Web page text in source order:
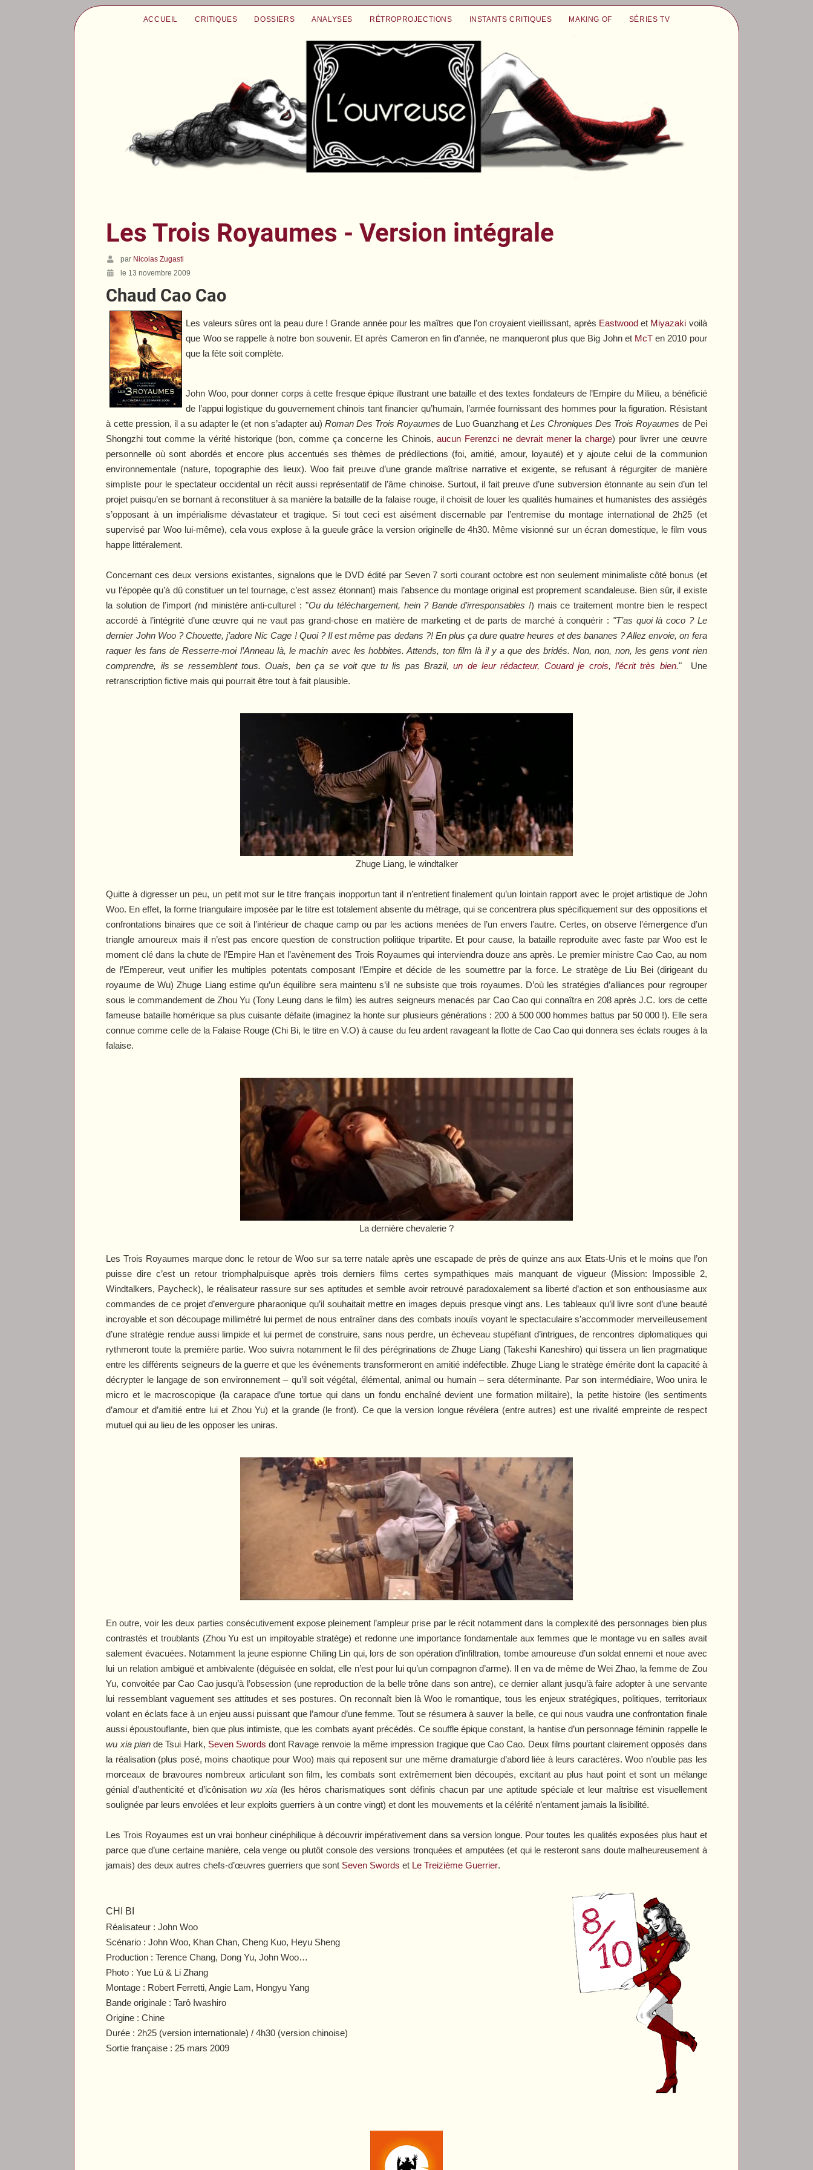
ACCUEIL CRITIQUES DOSSIERS ANALYSES RÉTROPROJECTIONS INSTANTS CRITIQUES MAKING OF SÉRIES TV
Les Trois Royaumes - Version intégrale
par Nicolas Zugasti
le 13 novembre 2009
Chaud Cao Cao
Les valeurs sûres ont la peau dure ! Grande année pour les maîtres que l’on croyaient vieillissant, après Eastwoodet Miyazaki voilà
que Woo se rappelle à notre bon souvenir. Et après Cameron en fin d’année, ne manqueront plus que Big John et McTen 2010 pour
que la fête soit complète.
John Woo, pour donner corps à cette fresque épique illustrant une bataille et des textes fondateurs de l’Empire du Milieu, a bénéficié
de l’appui logistique du gouvernement chinois tant financier qu’humain, l’armée fournissant des hommes pour la figuration. Résistant
à cette pression, il a su adapter le (et non s’adapter au) Roman Des Trois Royaumes de Luo Guanzhang et Les Chroniques Des Trois Royaumes de Pei
Shongzhi tout comme la vérité historique (bon, comme ça concerne les Chinois,aucun Ferenzci ne devrait mener la charge) pour livrer une œuvre
personnelle où sont abordés et encore plus accentués ses thèmes de prédilections (foi, amitié, amour, loyauté) et y ajoute celui de la communion
environnementale (nature, topographie des lieux). Woo fait preuve d’une grande maîtrise narrative et exigente, se refusant à régurgiter de manière
simpliste pour le spectateur occidental un récit aussi représentatif de l’âme chinoise. Surtout, il fait preuve d’une subversion étonnante au sein d’un tel
projet puisqu’en se bornant à reconstituer à sa manière la bataille de la falaise rouge, il choisit de louer les qualités humaines et humanistes des assiégés
s’opposant à un impérialisme dévastateur et tragique. Si tout ceci est aisément discernable par l’entremise du montage international de 2h25 (et
supervisé par Woo lui-même), cela vous explose à la gueule grâce la version originelle de 4h30. Même visionné sur un écran domestique, le film vous
happe littéralement.
Concernant ces deux versions existantes, signalons que le DVD édité par Seven 7 sorti courant octobre est non seulement minimaliste côté bonus (et
vu l’épopée qu’à dû constituer un tel tournage, c’est assez étonnant) mais l’absence du montage original est proprement scandaleuse. Bien sûr, il existe
la solution de l’import (nd ministère anti-culturel : "Ou du téléchargement, hein ? Bande d’irresponsables !) mais ce traitement montre bien le respect
accordé à l’intégrité d’une œuvre qui ne vaut pas grand-chose en matière de marketing et de parts de marché à conquérir : "T’as quoi là coco ? Le
dernier John Woo ? Chouette, j’adore Nic Cage ! Quoi ? Il est même pas dedans ?! En plus ça dure quatre heures et des bananes ? Allez envoie, on fera
raquer les fans deResserre-moi l’Anneaulà, le machin avec les hobbites. Attends, ton film là il y a que des bridés. Non, non, non, les gens vont rien
comprendre, ils se ressemblent tous. Ouais, ben ça se voit que tu lis pas Brazil,un de leur rédacteur, Couard je crois, l’écrit très bien." Une
retranscription fictive mais qui pourrait être tout à fait plausible.
Zhuge Liang, le windtalker
Quitte à digresser un peu, un petit mot sur le titre français inopportun tant il n’entretient finalement qu’un lointain rapport avec le projet artistique de John
Woo. En effet, la forme triangulaire imposée par le titre est totalement absente du métrage, qui se concentrera plus spécifiquement sur des oppositions et
confrontations binaires que ce soit à l’intérieur de chaque camp ou par les actions menées de l’un envers l’autre. Certes, on observe l’émergence d’un
triangle amoureux mais il n’est pas encore question de construction politique tripartite. Et pour cause, la bataille reproduite avec faste par Woo est le
moment clé dans la chute de l’Empire Han et l’avènement des Trois Royaumes qui interviendra douze ans après. Le premier ministre Cao Cao, au nom
de l’Empereur, veut unifier les multiples potentats composant l’Empire et décide de les soumettre par la force. Le stratège de Liu Bei (dirigeant du
royaume de Wu) Zhuge Liang estime qu’un équilibre sera maintenu s’il ne subsiste que trois royaumes. D’où les stratégies d’alliances pour regrouper
sous le commandement de Zhou Yu (Tony Leung dans le film) les autres seigneurs menacés par Cao Cao qui connaîtra en 208 après J.C. lors de cette
fameuse bataille homérique sa plus cuisante défaite (imaginez la honte sur plusieurs générations : 200 à 500 000 hommes battus par 50 000 !). Elle sera
connue comme celle de la Falaise Rouge (Chi Bi, le titre en V.O) à cause du feu ardent ravageant la flotte de Cao Cao qui donnera ses éclats rouges à la
falaise.
La dernière chevalerie ?
Les Trois Royaumes marque donc le retour de Woo sur sa terre natale après une escapade de près de quinze ans aux Etats-Unis et le moins que l’on
puisse dire c’est un retour triomphalpuisque après trois derniers films certes sympathiques mais manquant de vigueur (Mission: Impossible 2,
Windtalkers, Paycheck), le réalisateur rassure sur ses aptitudes et semble avoir retrouvé paradoxalement sa liberté d’action et son enthousiasme aux
commandes de ce projet d’envergure pharaonique qu’il souhaitait mettre en images depuis presque vingt ans. Les tableaux qu’il livre sont d’une beauté
incroyable et son découpage millimétré lui permet de nous entraîner dans des combats inouïs voyant le spectaculaire s’accommoder merveilleusement
d’une stratégie rendue aussi limpide et lui permet de construire, sans nous perdre, un écheveau stupéfiant d’intrigues, de rencontres diplomatiques qui
rythmeront toute la première partie. Woo suivra notamment le fil des pérégrinations de Zhuge Liang (Takeshi Kaneshiro) qui tissera un lien pragmatique
entre les différents seigneurs de la guerre et que les événements transformeront en amitié indéfectible. Zhuge Liang le stratège émérite dont la capacité à
décrypter le langage de son environnement – qu’il soit végétal, élémental, animal ou humain – sera déterminante. Par son intermédiaire, Woo unira le
micro et le macroscopique (la carapace d’une tortue qui dans un fondu enchaîné devient une formation militaire), la petite histoire (les sentiments
d’amour et d’amitié entre lui et Zhou Yu) et la grande (le front). Ce que la version longue révélera (entre autres) est une rivalité empreinte de respect
mutuel qui au lieu de les opposer les uniras.
En outre, voir les deux parties consécutivement expose pleinement l’ampleur prise par le récit notamment dans la complexité des personnages bien plus
contrastés et troublants (Zhou Yu est un impitoyable stratège) et redonne une importance fondamentale aux femmes que le montage vu en salles avait
salement évacuées. Notamment la jeune espionne Chiling Lin qui, lors de son opération d’infiltration, tombe amoureuse d’un soldat ennemi et noue avec
lui un relation ambiguë et ambivalente (déguisée en soldat, elle n’est pour lui qu’un compagnon d’arme). Il en va de même de Wei Zhao, la femme de Zou
Yu, convoitée par Cao Cao jusqu’à l’obsession (une reproduction de la belle trône dans son antre), ce dernier allant jusqu’à faire adopter à une servante
lui ressemblant vaguement ses attitudes et ses postures. On reconnaît bien là Woo le romantique, tous les enjeux stratégiques, politiques, territoriaux
volant en éclats face à un enjeu aussi puissant que l’amour d’une femme. Tout se résumera à sauver la belle, ce qui nous vaudra une confrontation finale
aussi époustouflante, bien que plus intimiste, que les combats ayant précédés. Ce souffle épique constant, la hantise d’un personnage féminin rappelle le
wu xia piande Tsui Hark, Seven Swords dont Ravage renvoie la même impression tragique que Cao Cao. Deux films pourtant clairement opposés dans
la réalisation (plus posé, moins chaotique pour Woo) mais qui reposent sur une même dramaturgie d’abord liée à leurs caractères. Woo n’oublie pas les
morceaux de bravoures nombreux articulant son film, les combats sont extrêmement bien découpés, excitant au plus haut point et sont un mélange
génial d’authenticité et d’icônisationwu xia (les héros charismatiques sont définis chacun par une aptitude spéciale et leur maîtrise est visuellement
soulignée par leurs envolées et leur exploits guerriers à un contre vingt) et dont les mouvements et la célérité n’entament jamais la lisibilité.
Les Trois Royaumes est un vrai bonheur cinéphilique à découvrir impérativement dans sa version longue. Pour toutes les qualités exposées plus haut et
parce que d’une certaine manière, cela venge ou plutôt console des versions tronquées et amputées (et qui le resteront sans doute malheureusement à
jamais) des deux autres chefs-d’œuvres guerriers que sont Seven Swordset Le Treizième Guerrier.
CHI BI
Réalisateur : John Woo
Scénario : John Woo, Khan Chan, Cheng Kuo, Heyu Sheng
Production : Terence Chang, Dong Yu, John Woo…
Photo : Yue Lü & Li Zhang
Montage : Robert Ferretti, Angie Lam, Hongyu Yang
Bande originale : Tarô Iwashiro
Origine : Chine
Durée : 2h25 (version internationale) / 4h30 (version chinoise)
Sortie française : 25 mars 2009